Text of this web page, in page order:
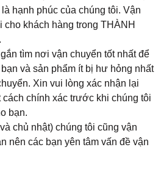
hạnh phúc của chúng tôi. Vận
cho khách hàng trong THÀNH
tìm nơi vận chuyển tốt nhất để
và sản phẩm ít bị hư hỏng nhất
Xin vui lòng xác nhận lại
cách chính xác trước khi chúng tôi
bạn.
chủ nhật) chúng tôi cũng vận
nên các bạn yên tâm vấn đề vận